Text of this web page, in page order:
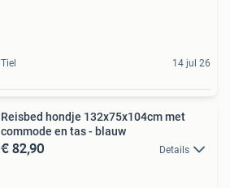
Tiel 14 jul 26
Reisbed hondje 132x75x104cm met
commode en tas - blauw
€ 82,90 Details